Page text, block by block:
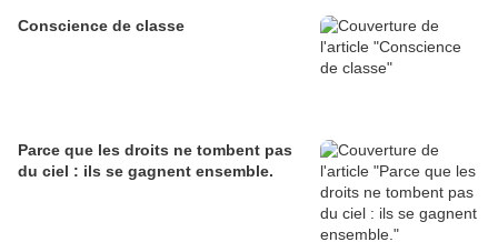
Conscience de classe
Parce que les droits ne tombent pas
du ciel : ils se gagnent ensemble.